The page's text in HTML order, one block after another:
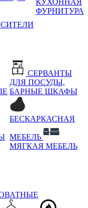
КУХОННАЯ
ФУРНИТУРА
СЕРВАНТЫ
ДЛЯ ПОСУДЫ,
БАРНЫЕ ШКАФЫ
БЕСКАРКАСНАЯ
МЕБЕЛЬ
МЯГКАЯ МЕБЕЛЬ